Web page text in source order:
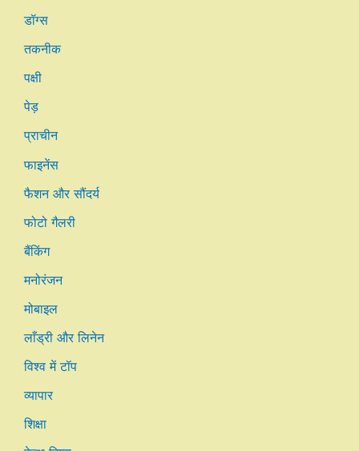
डॉग्स
तकनीक
पक्षी
पेड़
प्राचीन
फाइनेंस
फैशन और सौंदर्य
फोटो गैलरी
बैंकिंग
मनोरंजन
मोबाइल
लाँड्री और लिनेन
विश्व में टॉप
व्यापार
शिक्षा